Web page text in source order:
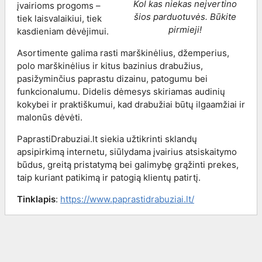
Kol kas niekas neįvertino
šios parduotuvės. Būkite
pirmieji!
įvairioms progoms –
tiek laisvalaikiui, tiek
kasdieniam dėvėjimui.
Asortimente galima rasti marškinėlius, džemperius,
polo marškinėlius ir kitus bazinius drabužius,
pasižyminčius paprastu dizainu, patogumu bei
funkcionalumu. Didelis dėmesys skiriamas audinių
kokybei ir praktiškumui, kad drabužiai būtų ilgaamžiai ir
malonūs dėvėti.
PaprastiDrabuziai.lt siekia užtikrinti sklandų
apsipirkimą internetu, siūlydama įvairius atsiskaitymo
būdus, greitą pristatymą bei galimybę grąžinti prekes,
taip kuriant patikimą ir patogią klientų patirtį.
Tinklapis: https://www.paprastidrabuziai.lt/